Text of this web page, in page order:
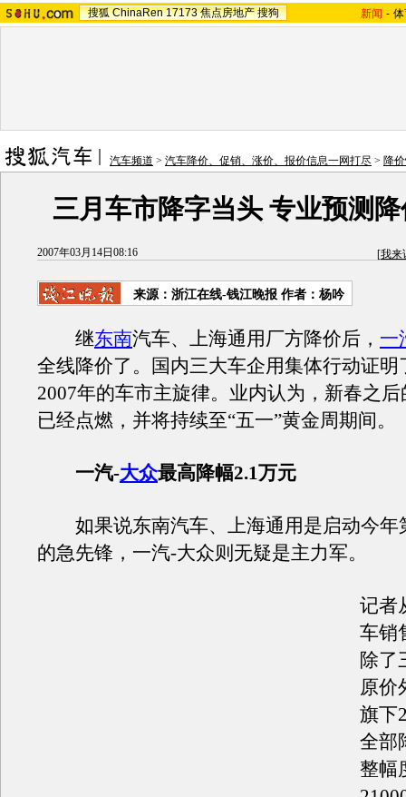
搜狐 ChinaRen 17173 焦点房地产 搜狗 新闻 -
汽车频道 > 汽车降价、促销、涨价、报价信息一网打尽 > 降
三月车市降字当头 专业预测
2007年03月14日08:16 [我来
来源：浙江在线-钱江晚报 作者：杨吟
继东南汽车、上海通用厂方降价后， 一
全线降价了。国内三大车企用集体行动证明
2007年的车市主旋律。业内认为，新春之
已经点燃，并将持续至“五一”黄金周期间。
一汽-大众最高降幅2.1万元
如果说东南汽车、上海通用是启动今年
的急先锋，一汽-大众则无疑是主力军。
记者
车销
除了
原价
旗下
全部
整幅